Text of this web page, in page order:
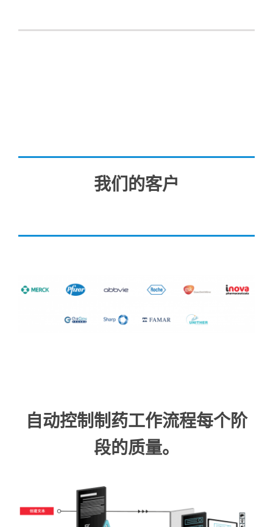
我们的客户
自动控制制药工作流程每个阶
段的质量。